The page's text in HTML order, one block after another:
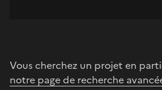
Vous cherchez un projet en
notre page de recherche